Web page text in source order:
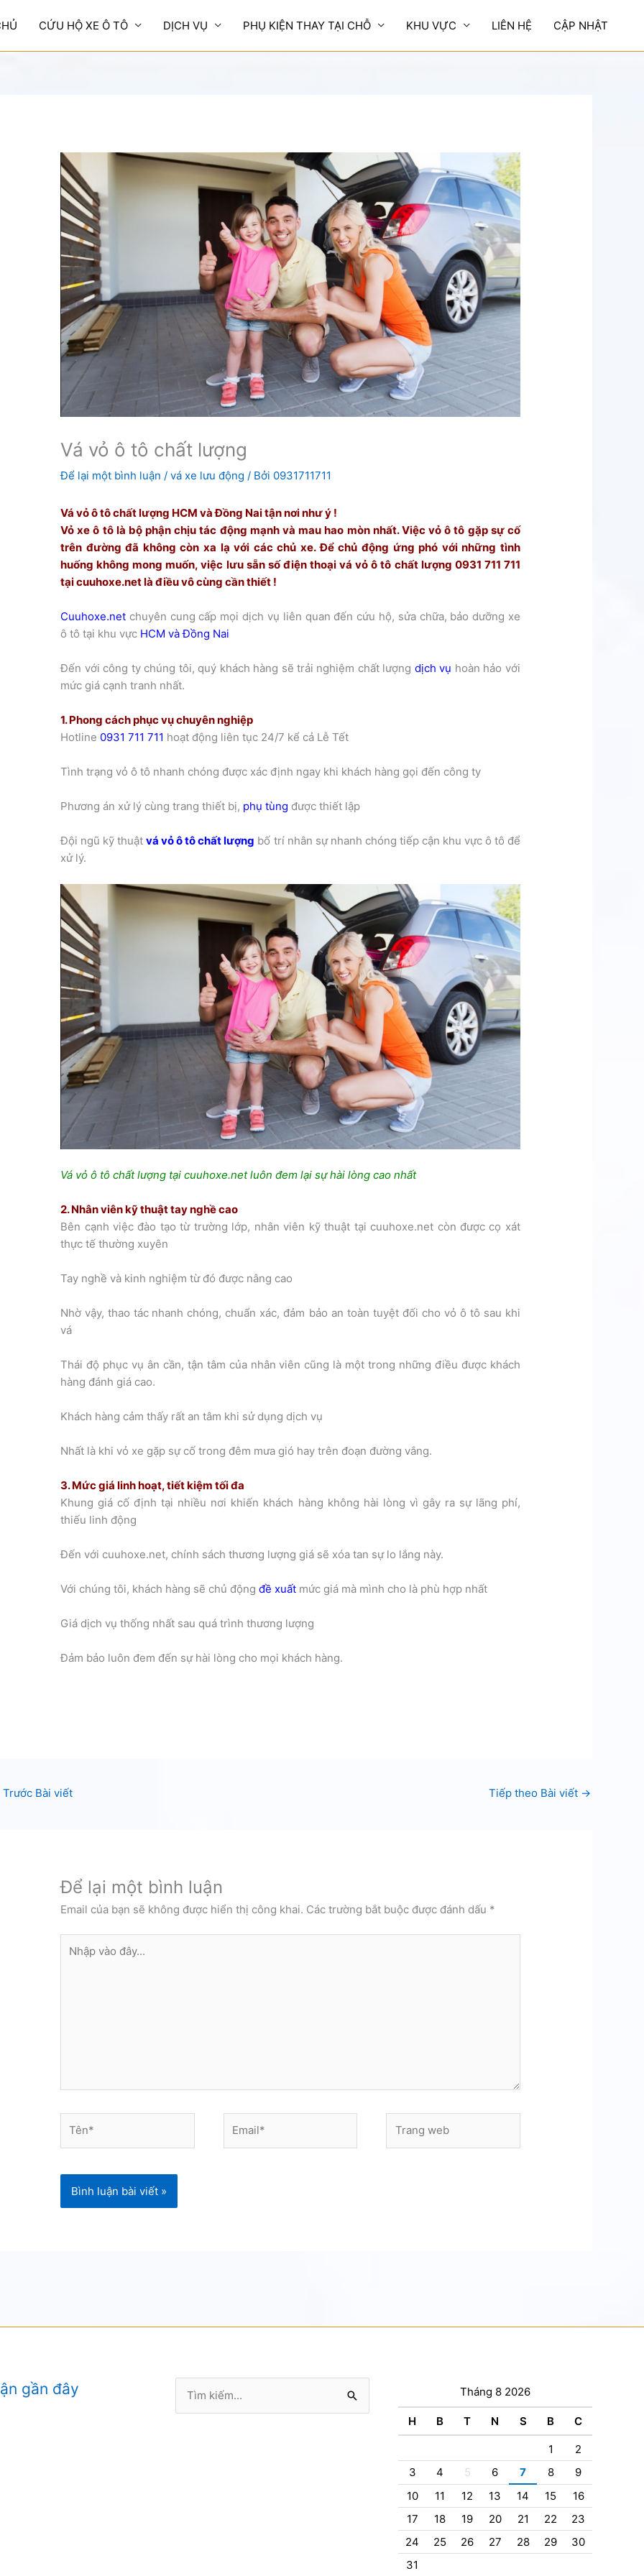
CỨU HỘ XE Ô TÔ DỊCH VỤ PHỤ KIỆN THAY TẠI CHỖ KHU VỰC LIÊN HỆ CẬP NHẬT
Vá vỏ ô tô chất lượng
Để lại một bình luận /vá xe lưu động / Bởi 0931711711
Vá vỏ ô tô chất lượng HCM và Đồng Nai tận nơi như ý !
Vỏ xe ô tô là bộ phận chịu tác động mạnh và mau hao mòn nhất. Việc vỏ ô tô gặp sự cố
trên đường đã không còn xa lạ với các chủ xe.Để chủ động ứng phó với những tình
huống không mong muốn, việc lưu sẵn số điện thoại vá vỏ ô tô chất lượng 0931 711 711
tại cuuhoxe.net là điều vô cùng cần thiết !
Cuuhoxe.net chuyên cung cấp mọi dịch vụ liên quan đến cứu hộ, sửa chữa, bảo dưỡng xe
ô tô tại khu vực HCM và Đồng Nai
Đến với công ty chúng tôi, quý khách hàng sẽ trải nghiệm chất lượng dịch vụ hoàn hảo với
mức giá cạnh tranh nhất.
1. Phong cách phục vụ chuyên nghiệp
Hotline 0931 711 711 hoạt động liên tục 24/7 kể cả Lễ Tết
Tình trạng vỏ ô tô nhanh chóng được xác định ngay khi khách hàng gọi đến công ty
Phương án xử lý cùng trang thiết bị, phụ tùng được thiết lập
Đội ngũ kỹ thuậtvá vỏ ô tô chất lượng bố trí nhân sự nhanh chóng tiếp cận khu vực ô tô để
xử lý.
Vá vỏ ô tô chất lượng tại cuuhoxe.net luôn đem lại sự hài lòng cao nhất
2. Nhân viên kỹ thuật tay nghề cao
Bên cạnh việc đào tạo từ trường lớp, nhân viên kỹ thuật tại cuuhoxe.net còn được cọ xát
thực tế thường xuyên
Tay nghề và kinh nghiệm từ đó được nâng cao
Nhờ vậy, thao tác nhanh chóng, chuẩn xác, đảm bảo an toàn tuyệt đối cho vỏ ô tô sau khi
vá
Thái độ phục vụ ân cần, tận tâm của nhân viên cũng là một trong những điều được khách
hàng đánh giá cao.
Khách hàng cảm thấy rất an tâm khi sử dụng dịch vụ
Nhất là khi vỏ xe gặp sự cố trong đêm mưa gió hay trên đoạn đường vắng.
3. Mức giá linh hoạt, tiết kiệm tối đa
Khung giá cố định tại nhiều nơi khiến khách hàng không hài lòng vì gây ra sự lãng phí,
thiếu linh động
Đến với cuuhoxe.net, chính sách thương lượng giá sẽ xóa tan sự lo lắng này.
Với chúng tôi, khách hàng sẽ chủ độngđề xuất mức giá mà mình cho là phù hợp nhất
Giá dịch vụ thống nhất sau quá trình thương lượng
Đảm bảo luôn đem đến sự hài lòng cho mọi khách hàng.
Trước Bài viết Tiếp theo Bài viết →
Để lại một bình luận
Email của bạn sẽ không được hiển thị công khai. Các trường bắt buộc được đánh dấu *
vào
web
gần đây
kiếm:
Tháng 8 2026
H B T N S B C
1
2
3
4 5 6 7 8
9
10
11 12 13 14 15
16
17
18 19 20 21 22
23
24
25 26 27 28 29
30
31